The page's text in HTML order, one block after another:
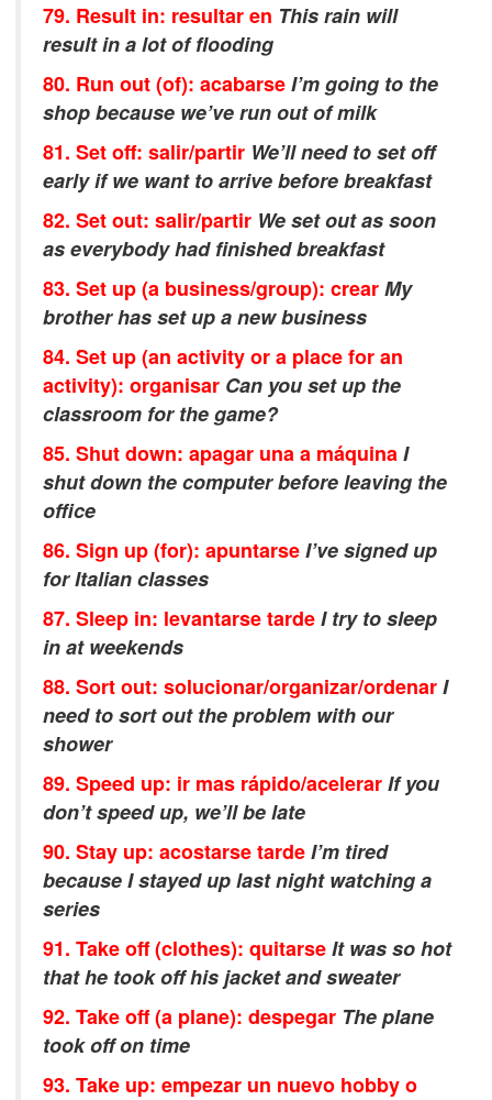
79. Result in: resultar en This rain will
result in a lot of flooding
80. Run out (of): acabarseI’m going to the
shop because we’ve run out of milk
81. Set off: salir/partir We’ll need to set off
early if we want to arrive before breakfast
82. Set out: salir/partir We set out as soon
as everybody had finished breakfast
83. Set up (a business/group): crearMy
brother has set up a new business
84. Set up (an activity or a place for an
activity): organisar Can you set up the
classroom for the game?
85. Shut down: apagar una a máquinaI
shut down the computer before leaving the
office
86. Sign up (for): apuntarseI’ve signed up
for Italian classes
87. Sleep in: levantarse tardeI try to sleep
in at weekends
88. Sort out: solucionar/organizar/ordenarI
need to sort out the problem with our
shower
89. Speed up: ir mas rápido/acelerarIf you
don’t speed up, we’ll be late
90. Stay up: acostarse tardeI’m tired
because I stayed up last night watching a
series
91. Take off (clothes): quitarseIt was so hot
that he took off his jacket and sweater
92. Take off (a plane): despegar The plane
took off on time
93. Take up: empezar un nuevo hobby o